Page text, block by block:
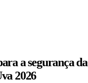
a segurança da
2026